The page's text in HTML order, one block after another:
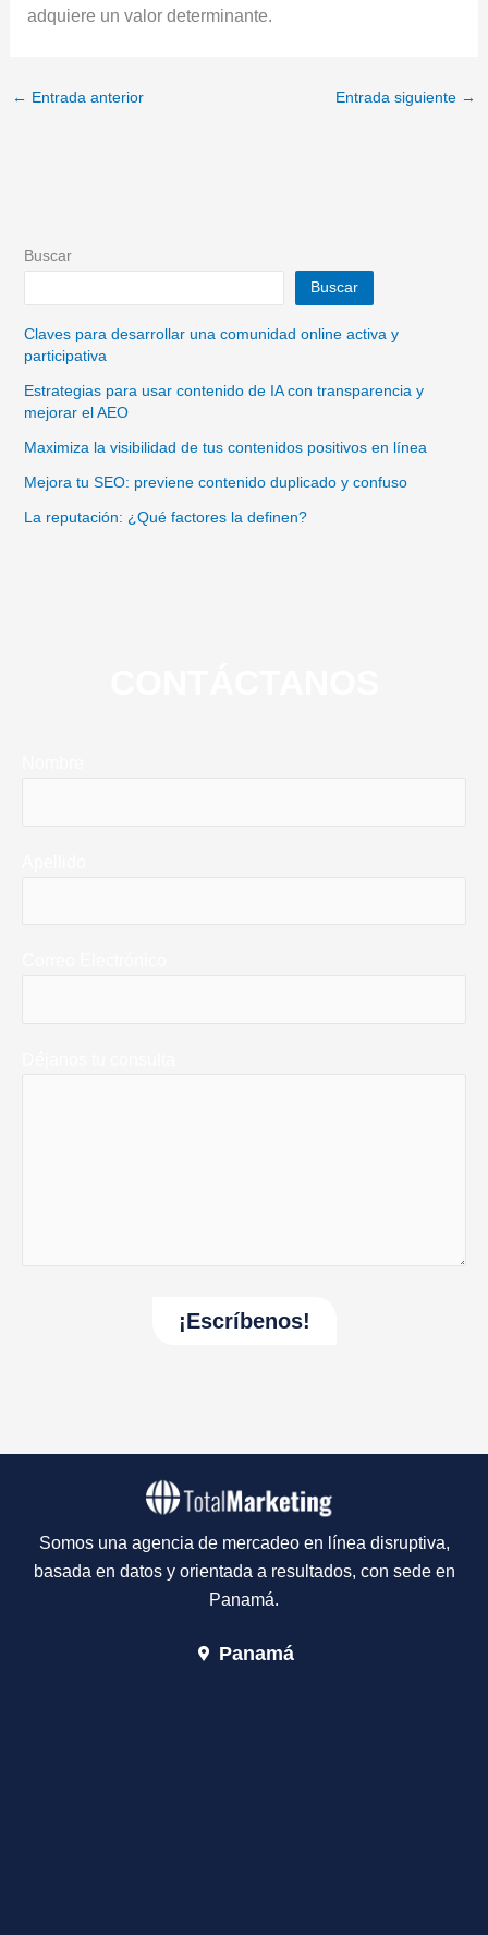
adquiere un valor determinante.
← Entrada anterior Entrada siguiente →
Buscar
Buscar
Claves para desarrollar una comunidad online activa y
participativa
Estrategias para usar contenido de IA con transparencia y
mejorar el AEO
Maximiza la visibilidad de tus contenidos positivos en línea
Mejora tu SEO: previene contenido duplicado y confuso
La reputación: ¿Qué factores la definen?
Somos una agencia de mercadeo en línea disruptiva,
basada en datos y orientada a resultados, con sede en
Panamá.
Panamá